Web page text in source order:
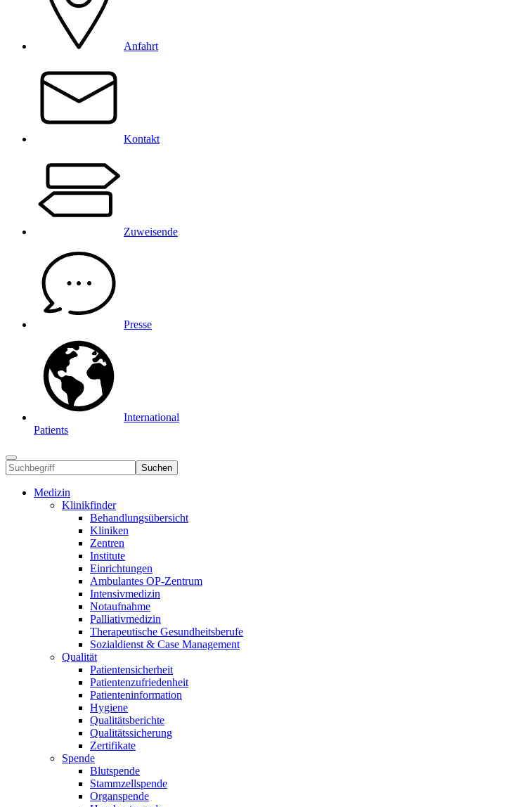
Anfahrt
Kontakt
Zuweisende
Presse
International
Patients
Suchen
Medizin
Klinikfinder
Behandlungsübersicht
Kliniken
Zentren
Institute
Einrichtungen
Ambulantes OP-Zentrum
Intensivmedizin
Notaufnahme
Palliativmedizin
Therapeutische Gesundheitsberufe
Sozialdienst & Case Management
Qualität
Patientensicherheit
Patientenzufriedenheit
Patienteninformation
Hygiene
Qualitätsberichte
Qualitätssicherung
Zertifikate
Spende
Blutspende
Stammzellspende
Organspende